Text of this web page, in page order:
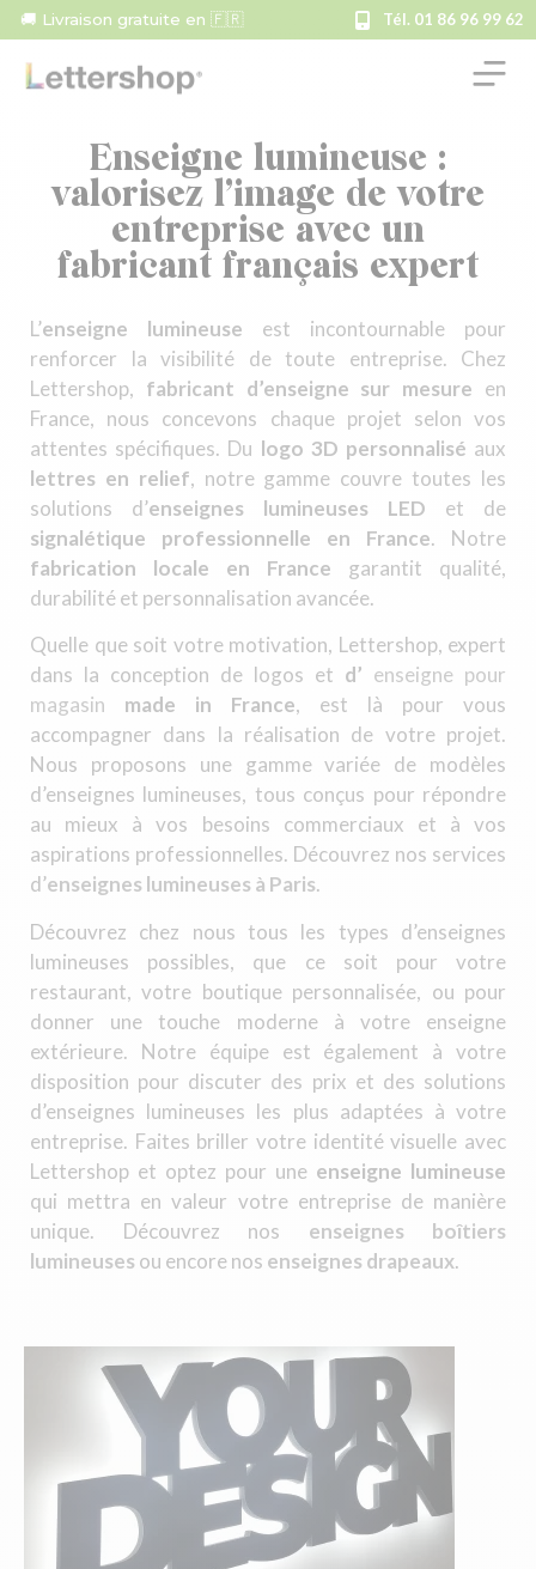
🚚 Livraison gratuite en 🇫🇷 Tél. 01 86 96 99 62
Enseigne lumineuse :
valorisez l’image de votre
entreprise avec un
fabricant français expert
L’enseigne lumineuse est incontournable pour
renforcer la visibilité de toute entreprise. Chez
Lettershop, fabricant d’enseigne sur mesure en
France, nous concevons chaque projet selon vos
attentes spécifiques. Du logo 3D personnalisé aux
lettres en relief, notre gamme couvre toutes les
solutions d’enseignes lumineuses LED et de
signalétique professionnelle en France. Notre
fabrication locale en France garantit qualité,
durabilité et personnalisation avancée.
Quelle que soit votre motivation, Lettershop, expert
dans la conception de logos et d’ enseigne pour
magasin made in France, est là pour vous
accompagner dans la réalisation de votre projet.
Nous proposons une gamme variée de modèles
d’enseignes lumineuses, tous conçus pour répondre
au mieux à vos besoins commerciaux et à vos
aspirations professionnelles. Découvrez nos services
d’enseignes lumineuses à Paris.
Découvrez chez nous tous les types d’enseignes
lumineuses possibles, que ce soit pour votre
restaurant, votre boutique personnalisée, ou pour
donner une touche moderne à votre enseigne
extérieure. Notre équipe est également à votre
disposition pour discuter des prix et des solutions
d’enseignes lumineuses les plus adaptées à votre
entreprise. Faites briller votre identité visuelle avec
Lettershop et optez pour une enseigne lumineuse
qui mettra en valeur votre entreprise de manière
unique. Découvrez nos enseignes boîtiers
lumineuses ou encore nos enseignes drapeaux.